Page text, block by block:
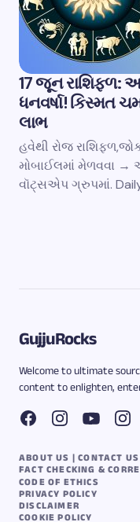
17 જૂન રાશિફળ:
ધનવર્ષા! કિસ્મત
લાભ
હવેથી રોજ
મોબાઈલમાં મેળવવા →
વૉટ્સએપ ગ્રુપમાં.
GujjuRocks
Welcome to ultimate
content to enlighten,
ABOUT US | CONTACT US
FACT CHECKING &
CODE OF ETHICS
PRIVACY POLICY
DISCLAIMER
COOKIE POLICY